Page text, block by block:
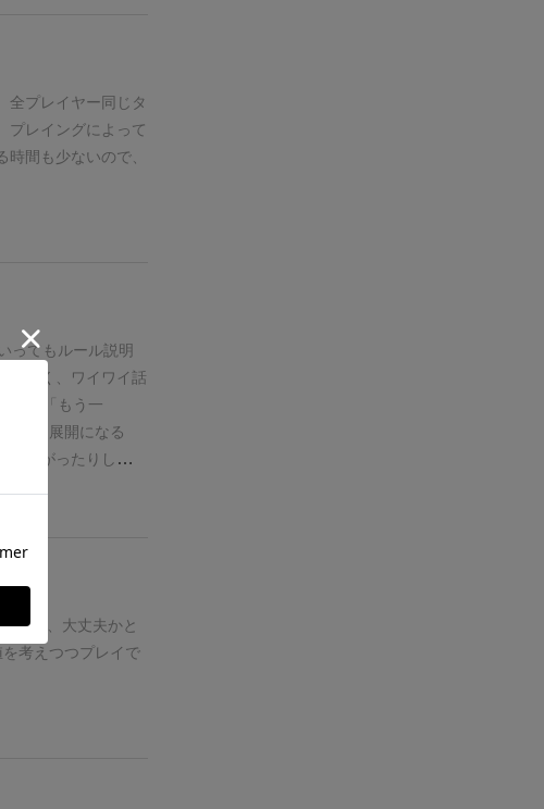
れば、極論50億
ゲームじゃ物足りな
という人達のリモー
全プレイヤー同じタ
プレイングによって
間も少ないので、
ってもルール説明
もなく、ワイワイ話
ので「もう一
回違う展開になる
り上がったりして、
出ず、大丈夫かと
考えつつプレイで